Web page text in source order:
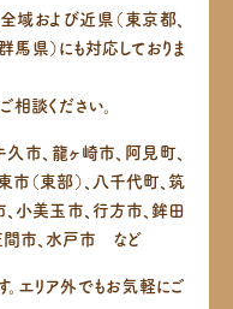
域および近県（東京都、
馬県）にも対応しておりま
相談ください。
市、龍ヶ崎市、阿見町、
市（東部）、八千代町、筑
小美玉市、行方市、鉾田
間市、水戸市 など
エリア外でもお気軽にご